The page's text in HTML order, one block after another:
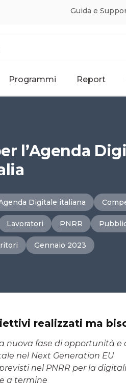
Guida e
Programmi Report
l’Agenda
Digitale italiana
Lavoratori PNRR
Gennaio 2023
realizzati ma
nuova fase di opportunità e
nel Next Generation EU
nel PNRR per la
a termine